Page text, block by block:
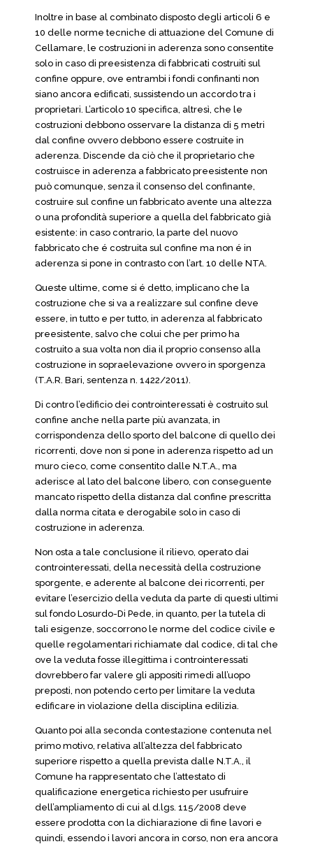
Inoltre in base al combinato disposto degli articoli 6 e
10 delle norme tecniche di attuazione del Comune di
Cellamare, le costruzioni in aderenza sono consentite
solo in caso di preesistenza di fabbricati costruiti sul
confine oppure, ove entrambi i fondi confinanti non
siano ancora edificati, sussistendo un accordo tra i
proprietari. L’articolo 10 specifica, altresì, che le
costruzioni debbono osservare la distanza di 5 metri
dal confine ovvero debbono essere costruite in
aderenza. Discende da ciò che il proprietario che
costruisce in aderenza a fabbricato preesistente non
può comunque, senza il consenso del confinante,
costruire sul confine un fabbricato avente una altezza
o una profondità superiore a quella del fabbricato già
esistente: in caso contrario, la parte del nuovo
fabbricato che é costruita sul confine ma non é in
aderenza si pone in contrasto con l’art. 10 delle NTA.
Queste ultime, come si é detto, implicano che la
costruzione che si va a realizzare sul confine deve
essere, in tutto e per tutto, in aderenza al fabbricato
preesistente, salvo che colui che per primo ha
costruito a sua volta non dia il proprio consenso alla
costruzione in sopraelevazione ovvero in sporgenza
(T.A.R. Bari, sentenza n. 1422/2011).
Di contro l’edificio dei controinteressati è costruito sul
confine anche nella parte più avanzata, in
corrispondenza dello sporto del balcone di quello dei
ricorrenti, dove non si pone in aderenza rispetto ad un
muro cieco, come consentito dalle N.T.A., ma
aderisce al lato del balcone libero, con conseguente
mancato rispetto della distanza dal confine prescritta
dalla norma citata e derogabile solo in caso di
costruzione in aderenza.
Non osta a tale conclusione il rilievo, operato dai
controinteressati, della necessità della costruzione
sporgente, e aderente al balcone dei ricorrenti, per
evitare l’esercizio della veduta da parte di questi ultimi
sul fondo Losurdo-Di Pede, in quanto, per la tutela di
tali esigenze, soccorrono le norme del codice civile e
quelle regolamentari richiamate dal codice, di tal che
ove la veduta fosse illegittima i controinteressati
dovrebbero far valere gli appositi rimedi all’uopo
preposti, non potendo certo per limitare la veduta
edificare in violazione della disciplina edilizia.
Quanto poi alla seconda contestazione contenuta nel
primo motivo, relativa all’altezza del fabbricato
superiore rispetto a quella prevista dalle N.T.A., il
Comune ha rappresentato che l’attestato di
qualificazione energetica richiesto per usufruire
dell’ampliamento di cui al d.lgs. 115/2008 deve
essere prodotta con la dichiarazione di fine lavori e
quindi, essendo i lavori ancora in corso, non era ancora